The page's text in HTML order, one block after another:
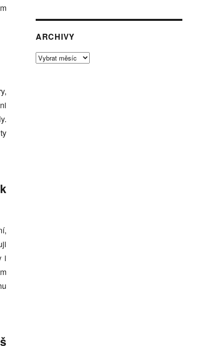
i
ARCHIVY
Archivy